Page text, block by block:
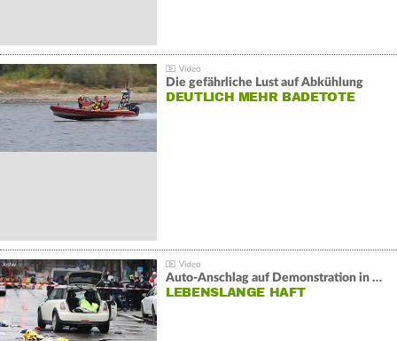
Die gefährliche Lust auf Abkühlung
DEUTLICH MEHR BADETOTE
Auto-Anschlag auf Demonstration in München:
LEBENSLANGE HAFT